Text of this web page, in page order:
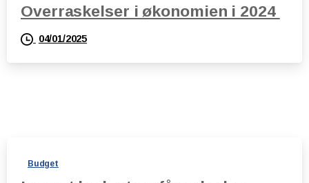
Overraskelser i økonomien i 2024
04/01/2025
Budget